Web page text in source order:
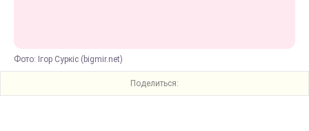
Фото: Ігор Суркіс (bigmir.net)
Поделиться: